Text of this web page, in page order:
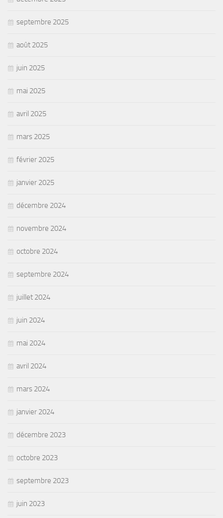
septembre 2025
août 2025
juin 2025
mai 2025
avril 2025
mars 2025
février 2025
janvier 2025
décembre 2024
novembre 2024
octobre 2024
septembre 2024
juillet 2024
juin 2024
mai 2024
avril 2024
mars 2024
janvier 2024
décembre 2023
octobre 2023
septembre 2023
juin 2023